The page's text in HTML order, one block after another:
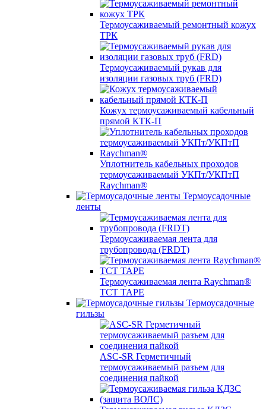
Термоусаживаемый ремонтный кожух
ТРК
Термоусаживаемый рукав для
изоляции газовых труб (FRD)
Кожух термоусаживаемый кабельный
прямой КТК-П
Уплотнитель кабельных проходов
термоусаживаемый УКПт/УКПтП
Raychman®
Термоусадочные
ленты
Термоусаживаемая лента для
трубопровода (FRDT)
Термоусаживаемая лента Raychman®
TCT TAPE
Термоусадочные
гильзы
ASC‐SR Герметичный
термоусаживаемый разъем для
соединения пайкой